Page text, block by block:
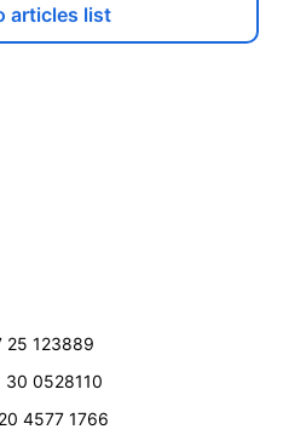
articles list
25 123889
30 0528110
4577 1766